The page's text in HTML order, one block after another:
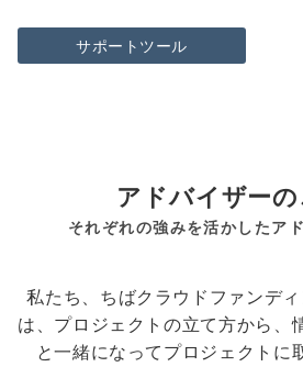
サポートツール
アドバイザー
それぞれの強みを活かしたア
私たち、ちばクラウドファンデ
は、プロジェクトの立て方から、
と一緒になってプロジェクトに